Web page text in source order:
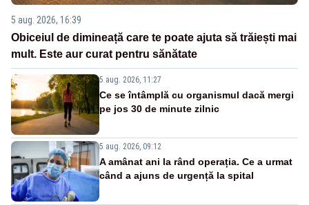
5 aug. 2026, 16:39
Obiceiul de dimineață care te poate ajuta să trăiești mai
mult. Este aur curat pentru sănătate
5 aug. 2026, 11:27
Ce se întâmplă cu organismul dacă mergi
pe jos 30 de minute zilnic
5 aug. 2026, 09:12
A amânat ani la rând operația. Ce a urmat
când a ajuns de urgență la spital